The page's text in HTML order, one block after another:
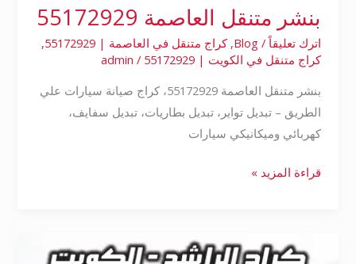
بنشر متنقل العاصمة 55172929
اترك تعليقاً /
Blog
,كراج متنقل في العاصمة | 55172929
,
كراج متنقل في الكويت | 55172929
/
admin
بنشر متنقل العاصمة 55172929، كراج صيانة سيارات علي
الطريق – تبديل تواير، تبديل بطاريات، تبديل سفايف،
كهربائي وميكانيكي سيارات
قراءة المزيد »